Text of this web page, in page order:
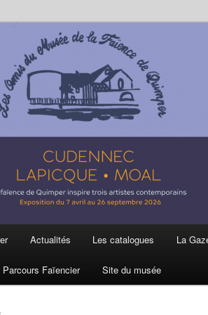
et de la Faïence
Actualités Les catalogues La
Parcours Faïencier Site du musée